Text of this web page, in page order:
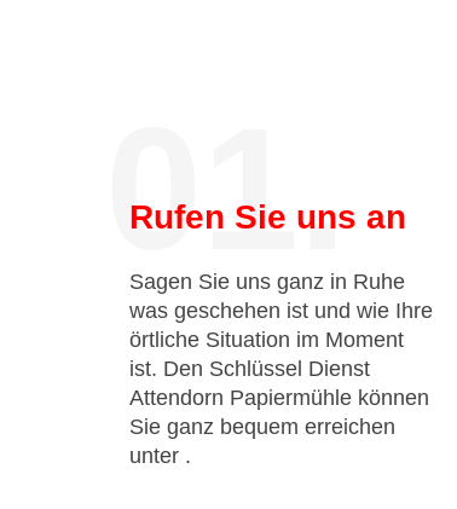
01.
Rufen Sie uns an
Sagen Sie uns ganz in Ruhe
was geschehen ist und wie Ihre
örtliche Situation im Moment
ist. Den Schlüssel Dienst
Attendorn Papiermühle können
Sie ganz bequem erreichen
unter .